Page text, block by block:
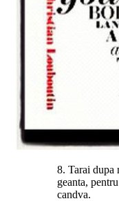
8. Tarai dupa
geanta,
candva.